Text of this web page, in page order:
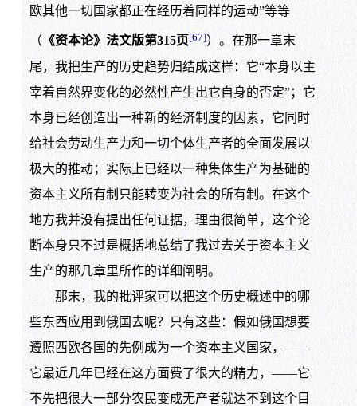
欧其他一切国家都正在经历着同样的运动”等等
（ 《资本论》法文版第315页[67]）。在那一章末
尾，我把生产的历史趋势归结成这样：它“本身以主
宰着自然界变化的必然性产生出它自身的否定”；它
本身已经创造出一种新的经济制度的因素，它同时
给社会劳动生产力和一切个体生产者的全面发展以
极大的推动；实际上已经以一种集体生产为基础的
资本主义所有制只能转变为社会的所有制。在这个
地方我并没有提出任何证据，理由很简单，这个论
断本身只不过是概括地总结了我过去关于资本主义
生产的那几章里所作的详细阐明。
那末，我的批评家可以把这个历史概述中的哪
些东西应用到俄国去呢？只有这些：假如俄国想要
遵照西欧各国的先例成为一个资本主义国家，——
它最近几年已经在这方面费了很大的精力，——它
不先把很大一部分农民变成无产者就达不到这个目